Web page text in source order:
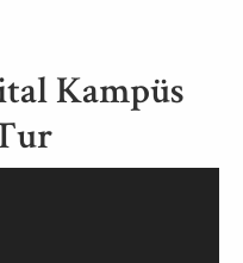
Kampüs